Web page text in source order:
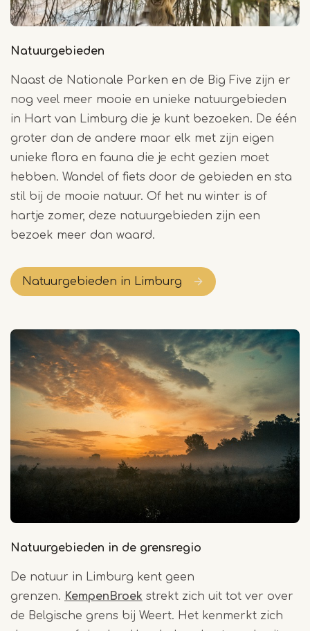
Natuurgebieden
Naast de Nationale Parken en de Big Five zijn er
nog veel meer mooie en unieke natuurgebieden
in Hart van Limburg die je kunt bezoeken. De één
groter dan de andere maar elk met zijn eigen
unieke flora en fauna die je echt gezien moet
hebben. Wandel of fiets door de gebieden en sta
stil bij de mooie natuur. Of het nu winter is of
hartje zomer, deze natuurgebieden zijn een
bezoek meer dan waard.
Natuurgebieden in Limburg
Natuurgebieden in de grensregio
De natuur in Limburg kent geen
grenzen. KempenBroek strekt zich uit tot ver over
de Belgische grens bij Weert. Het kenmerkt zich